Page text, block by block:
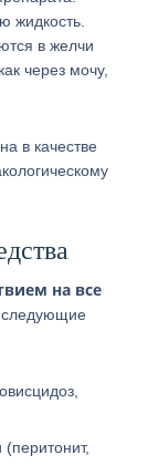
жидкость.
в желчи
через мочу,
в качестве
на все
следующие